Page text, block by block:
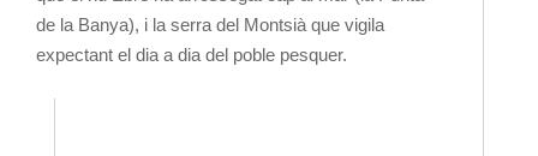
de la Banya), i la serra del Montsià que vigila
expectant el dia a dia del poble pesquer.